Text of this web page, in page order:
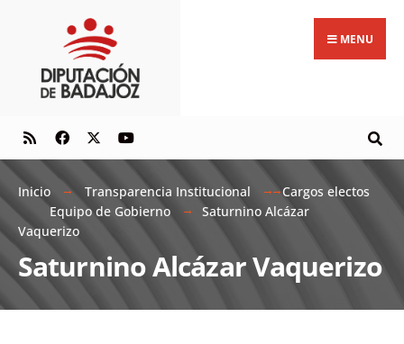
MENU
Inicio Transparencia Institucional
Cargos electos
Equipo de Gobierno
Saturnino Alcázar
Vaquerizo
Saturnino Alcázar Vaquerizo